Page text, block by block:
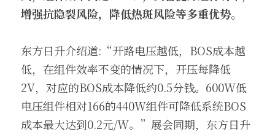
增强抗隐裂风险，降低热斑风险等多重优势。
东方日升介绍道:“开路电压越低，BOS成本越
低，在组件效率不变的情况下，开压每降低
2V，对应的BOS成本降低约0.5分钱。600W低
电压组件相对166的440W组件可降低系统BOS
成本最大达到0.2元/W。”展会同期，东方日升